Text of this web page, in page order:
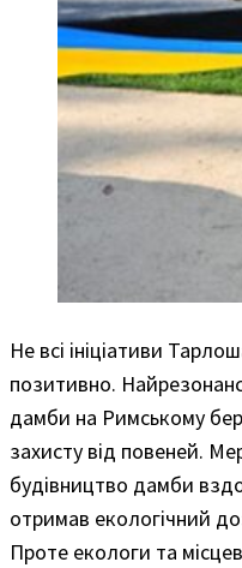
Не всі ініціативи
позитивно.
дамби на Римському
захисту від повеней.
будівництво дамби
отримав екологічний
Проте екологи та